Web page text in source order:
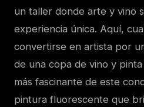
un taller donde arte y vino
experiencia única. Aquí,
convertirse en artista por
de una copa de vino y
más fascinante de este
pintura fluorescente que